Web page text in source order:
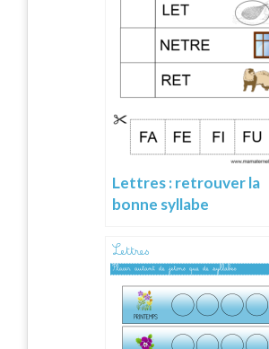
Lettres : retrouver la
bonne syllabe